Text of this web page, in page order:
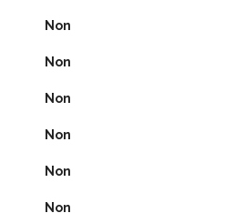
Non
Non
Non
Non
Non
Non